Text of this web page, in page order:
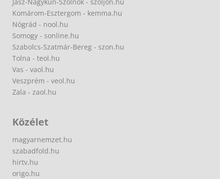
Jász-Nagykun-Szolnok - szoljon.hu
Komárom-Esztergom - kemma.hu
Nógrád - nool.hu
Somogy - sonline.hu
Szabolcs-Szatmár-Bereg - szon.hu
Tolna - teol.hu
Vas - vaol.hu
Veszprém - veol.hu
Zala - zaol.hu
Közélet
magyarnemzet.hu
szabadfold.hu
hirtv.hu
origo.hu